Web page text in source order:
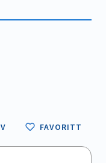
FAVORITT